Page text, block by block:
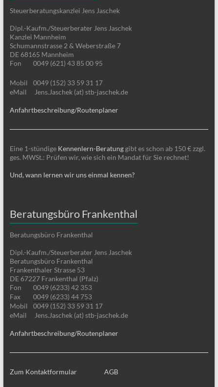
Steuerberatungskanzlei Jens Jaschek
Dipl.-Kaufm./Steuerberater Jens Jaschek
Kanzlei Mannheim
Schumannstrasse 2 & Weberstraße 7
DE 68165 Mannheim
Fon
0049 (621) 43 85 00 95
Mobil
0049 (152) 33 59 31 17
eMail
Jens.Jaschek (at) stb-jaschek.de
Anfahrtbeschreibung/Routenplaner
Eine 1-stündige Kennenlern-Beratunggibt es schon ab 150 € zzgl.
ges. MWSt.: Prüfen wir, wie sich ein Mandat für Sie rechnet!
Und, wann lernen wir uns einmal kennen?
Beratungsbüro Frankenthal
Beratungsbüro Frankenthal
Dipl.-Kaufm./Steuerberater Jens Jaschek
Beratungsbüro Frankenthal
Frankenthaler Strasse 53
DE 67227 Frankenthal (Pfalz)
Fon
0049 (6233) 42 353
Fax
0049 (6233) 44 753
Mobil
0049 (152) 33 59 31 17
eMail
Jens.Jaschek (at) stb-jaschek.de
Anfahrtbeschreibung/Routenplaner
Zum Kontaktformular AGB